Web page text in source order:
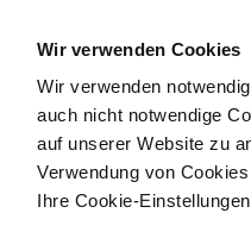
Wir verwenden Cookies
Wir verwenden
auch nicht notwendige
auf unserer Website zu
Verwendung von
Ihre Cookie-
Zaunlösungen nach Tierart